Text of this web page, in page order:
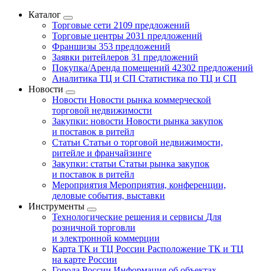
Каталог
Торговые сети 2109 предложений
Торговые центры 2031 предложений
Франшизы 353 предложений
Заявки ритейлеров 31 предложений
Покупка/Аренда помещений 42302 предложений
Аналитика ТЦ и СП Статистика по ТЦ и СП
Новости
Новости Новости рынка коммерческой
торговой недвижимости
Закупки: новости Новости рынка закупок
и поставок в ритейл
Статьи Статьи о торговой недвижимости,
ритейле и франчайзинге
Закупки: статьи Статьи рынка закупок
и поставок в ритейл
Мероприятия Мероприятия, конференции,
деловые события, выставки
Инструменты
Технологические решения и сервисы Для
розничной торговли
и электронной коммерции
Карта ТК и ТЦ России Расположение ТК и ТЦ
на карте России